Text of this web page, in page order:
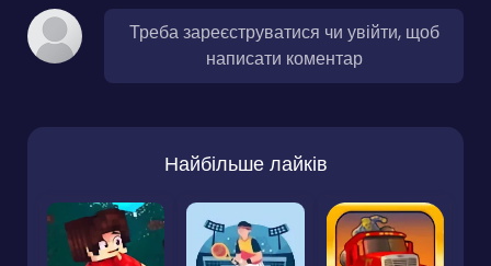
Треба зареєструватися чи увійти, щоб
написати коментар
Найбільше лайків